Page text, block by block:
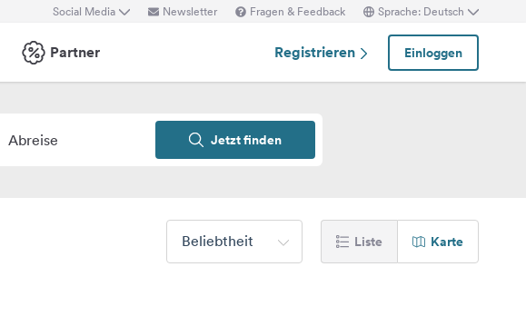
Social Media Newsletter Fragen & Feedback Sprache: Deutsch
Partner Registrieren Einloggen
Abreise Jetzt finden
Beliebtheit Liste Karte